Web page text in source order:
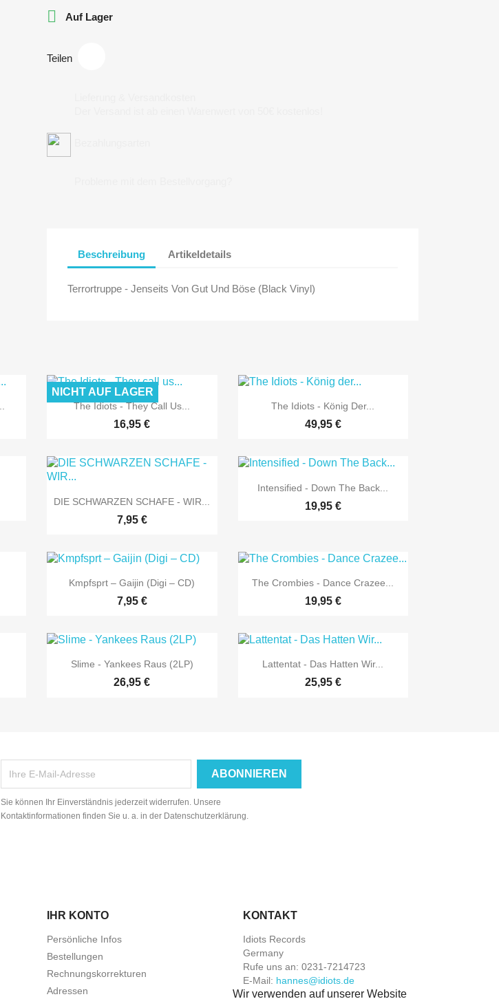
 Auf Lager
Teilen
Beschreibung Artikeldetails
Terrortruppe - Jenseits Von Gut Und Böse (Black Vinyl)
 Vorschau
The Idiots - They Call Us...
16,95 €
NICHT AUF LAGER
 Vorschau
The Idiots - König Der...
49,95 €
 Vorschau
DIE SCHWARZEN SCHAFE - WIR...
7,95 €
 Vorschau
Intensified - Down The Back...
19,95 €
 Vorschau
Kmpfsprt – Gaijin (Digi – CD)
7,95 €
 Vorschau
The Crombies - Dance Crazee...
19,95 €
 Vorschau
Slime - Yankees Raus (2LP)
26,95 €
 Vorschau
Lattentat - Das Hatten Wir...
25,95 €
Sie können Ihr Einverständnis jederzeit widerrufen. Unsere
Kontaktinformationen finden Sie u. a. in der Datenschutzerklärung.
IHR KONTO
Persönliche Infos
Bestellungen
Rechnungskorrekturen
Adressen
KONTAKT
Idiots Records
Germany
Rufe uns an: 0231-7214723
E-Mail: hannes@idiots.de
Wir verwenden auf unserer Website